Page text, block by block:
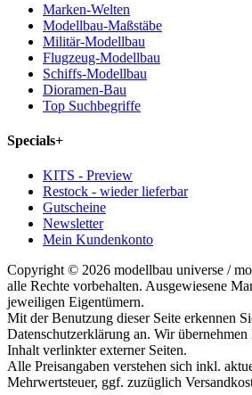
Marken-Welten
Modellbau-Maßstäbe
Militär-Modellbau
Flugzeug-Modellbau
Schiffs-Modellbau
Dioramen-Bau
Top Suchbegriffe
Specials+
KITS - Preview
Restock - wieder lieferbar
Gutscheine
Newsletter
Mein Kundenkonto
Copyright © 2026 modellbau universe /
alle Rechte vorbehalten. Ausgewiesene
jeweiligen Eigentümern.
Mit der Benutzung dieser Seite erkennen
Datenschutzerklärung an. Wir
Inhalt verlinkter externer Seiten.
Alle Preisangaben verstehen sich inkl.
Mehrwertsteuer, ggf. zuzüglich